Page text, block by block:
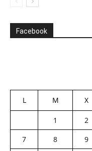
Facebook
L M X
1 2
7
8 9